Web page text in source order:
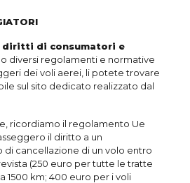
diritti di consumatori e
diversi regolamenti e normative
dei voli aerei, li potete trovare
sul sito dedicato realizzato dal
ricordiamo il regolamento Ue
il diritto a un
di cancellazione di un volo entro
(250 euro per tutte le tratte
1500 km; 400 euro per i voli